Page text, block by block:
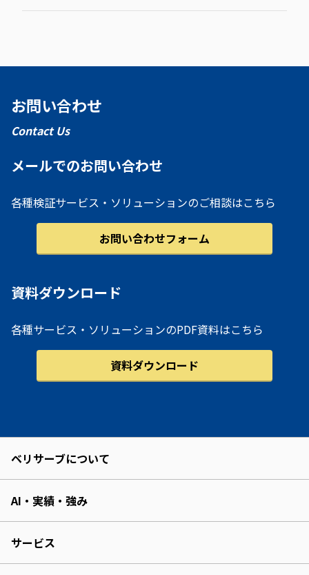
お問い合わせ
Contact Us
メールでのお問い合わせ
各種検証サービス・ソリューションのご相談はこちら
お問い合わせフォーム
資料ダウンロード
各種サービス・ソリューションのPDF資料はこちら
資料ダウンロード
ベリサーブについて
AI・実績・強み
サービス